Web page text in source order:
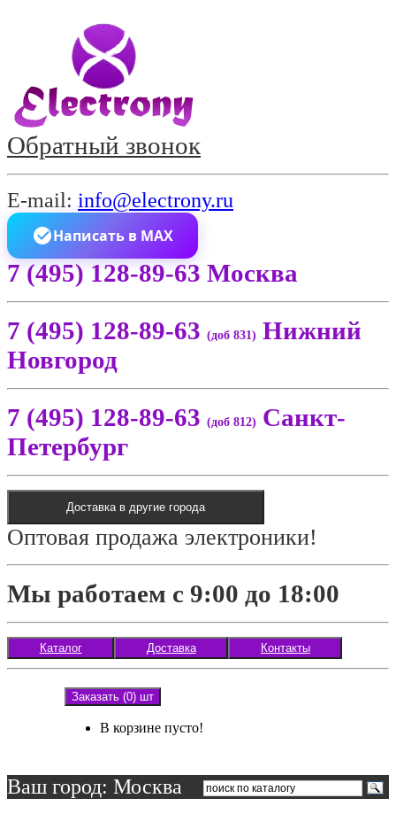
Обратный звонок
E-mail: info@electrony.ru
Написать в MAX
7 (495) 128-89-63 Москва
7 (495) 128-89-63 (доб 831) Нижний
Новгород
7 (495) 128-89-63 (доб 812) Санкт-
Петербург
Доставка в другие города
Оптовая продажа электроники!
Мы работаем с 9:00 до 18:00
Каталог Доставка Контакты
Заказать (0) шт
В корзине пусто!
Ваш город: Москва